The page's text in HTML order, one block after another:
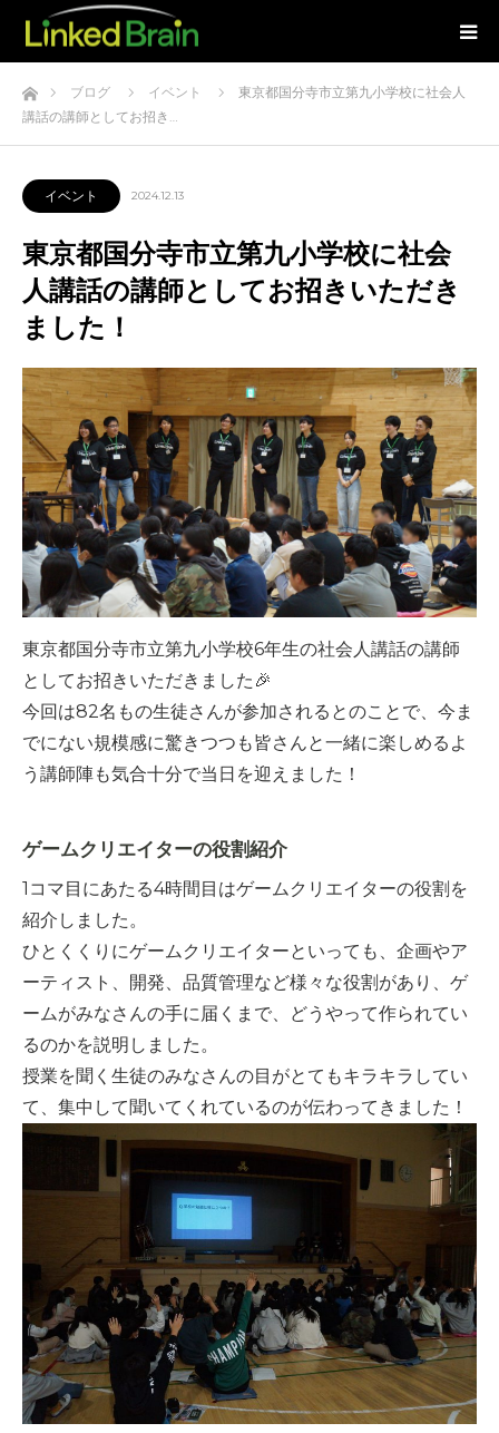
ホームブログ イベント
東京都国分寺市立第九小学校に社会人
講話の講師としてお招き…
イベント 2024.12.13
東京都国分寺市立第九小学校に社会
人講話の講師としてお招きいただき
ました！
東京都国分寺市立第九小学校6年生の社会人講話の講師
としてお招きいただきました🎉
今回は82名もの生徒さんが参加されるとのことで、今ま
でにない規模感に驚きつつも皆さんと一緒に楽しめるよ
う講師陣も気合十分で当日を迎えました！
ゲームクリエイターの役割紹介
1コマ目にあたる4時間目はゲームクリエイターの役割を
紹介しました。
ひとくくりにゲームクリエイターといっても、企画やア
ーティスト、開発、品質管理など様々な役割があり、ゲ
ームがみなさんの手に届くまで、どうやって作られてい
るのかを説明しました。
授業を聞く生徒のみなさんの目がとてもキラキラしてい
て、集中して聞いてくれているのが伝わってきました！